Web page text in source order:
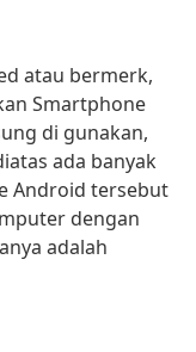
atau bermerk,
Smartphone
di gunakan,
ada banyak
Android tersebut
dengan
adalah